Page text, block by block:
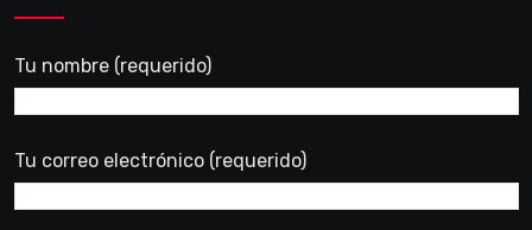
Tu nombre (requerido)
Tu correo electrónico (requerido)